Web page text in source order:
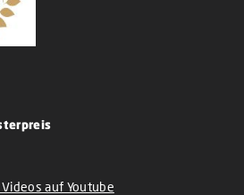
Videos auf Youtube